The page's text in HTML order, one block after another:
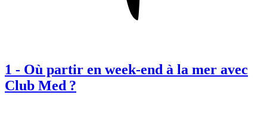
1 - Où partir en week-end à la mer avec
Club Med ?